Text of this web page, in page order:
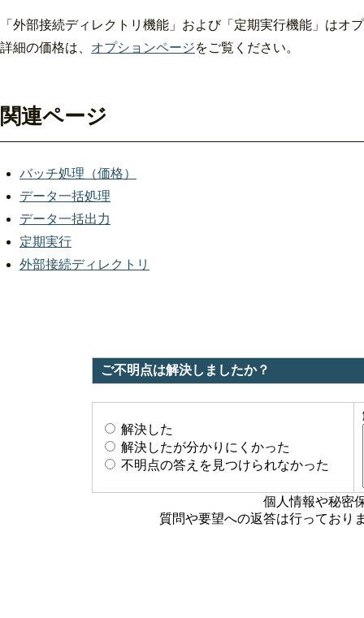
「外部接続ディレクトリ機能」および「定期実行機能」はオ
詳細の価格は、 オプションページをご覧ください。
関連ページ
バッチ処理（価格）
データ一括処理
データ一括出力
定期実行
外部接続ディレクトリ